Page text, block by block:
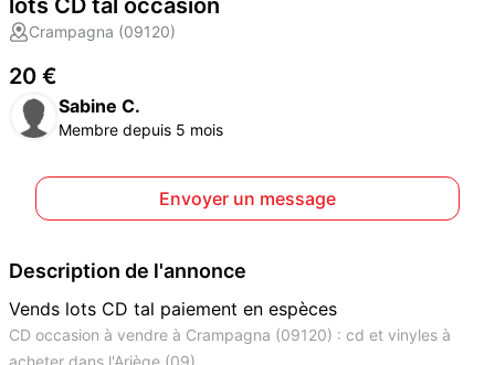
lots CD tal occasion
Crampagna (09120)
20 €
Sabine C.
Membre depuis 5 mois
Envoyer un message
Description de l'annonce
Vends lots CD tal paiement en espèces
CD occasion à vendre à Crampagna (09120) : cd et vinyles à
acheter dans l'Ariège (09)